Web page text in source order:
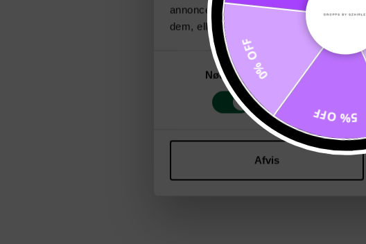
annonceringspartnere og
dem, eller som de har indsamlet fra din
Samtykkevalg
Nødvendig
Afvis
5% OFF
0% OFF